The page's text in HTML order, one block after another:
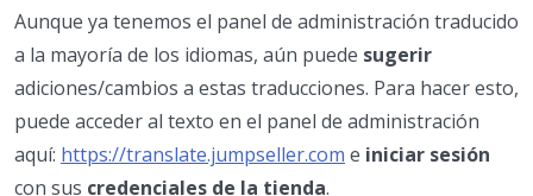
Aunque ya tenemos el panel de administración traducido
a la mayoría de los idiomas, aún puede sugerir
adiciones/cambios a estas traducciones. Para hacer esto,
puede acceder al texto en el panel de administración
aquí: https://translate.jumpseller.com e iniciar sesión
con sus credenciales de la tienda.